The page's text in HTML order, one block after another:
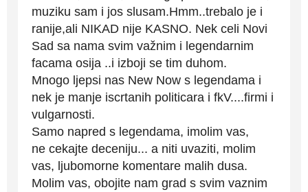
muziku sam i jos slusam.Hmm..trebalo je i
ranije,ali NIKAD nije KASNO. Nek celi Novi
Sad sa nama svim važnim i legendarnim
facama osija ..i izboji se tim duhom.
Mnogo ljepsi nas New Now s legendama i
nek je manje iscrtanih politicara i fkV....firmi i
vulgarnosti.
Samo napred s legendama, imolim vas,
ne cekajte deceniju... a niti uvaziti, molim
vas, ljubomorne komentare malih dusa.
Molim vas, obojite nam grad s svim vaznim